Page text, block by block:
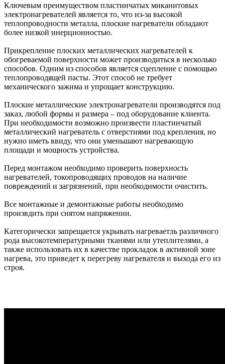
Ключевым преимуществом пластинчатых миканитовых
электронагревателей является то, что из-за высокой
теплопроводности металла, плоские нагреватели обладают
более низкой инерционностью.
Прикрепление плоских металлических нагревателей к
обогреваемой поверхности может производиться в несколько
способов. Одним из способов является сцепление с помощью
теплопроводящей пасты. Этот способ не требует
механического зажима и упрощает конструкцию.
Плоские металлические электронагреватели производятся под
заказ, любой формы и размера – под оборудование клиента.
При необходимости возможно произвести пластинчатый
металлический нагреватель с отверстиями под крепления, но
нужно иметь ввиду, что они уменьшают нагревающую
площади и мощность устройства.
Перед монтажом необходимо проверить поверхность
нагревателей, токопроводящих проводов на наличие
повреждений и загрязнений, при необходимости очистить.
Все монтажные и демонтажные работы необходимо
произвдить при снятом напряжении.
Категорически запрещается укрывать нагреваетль различного
рода высокотемпературными тканями или утеплителями, а
также использовать их в качестве прокладок в активной зоне
нагрева, это приведет к перегреву нагревателя и выхода его из
строя.